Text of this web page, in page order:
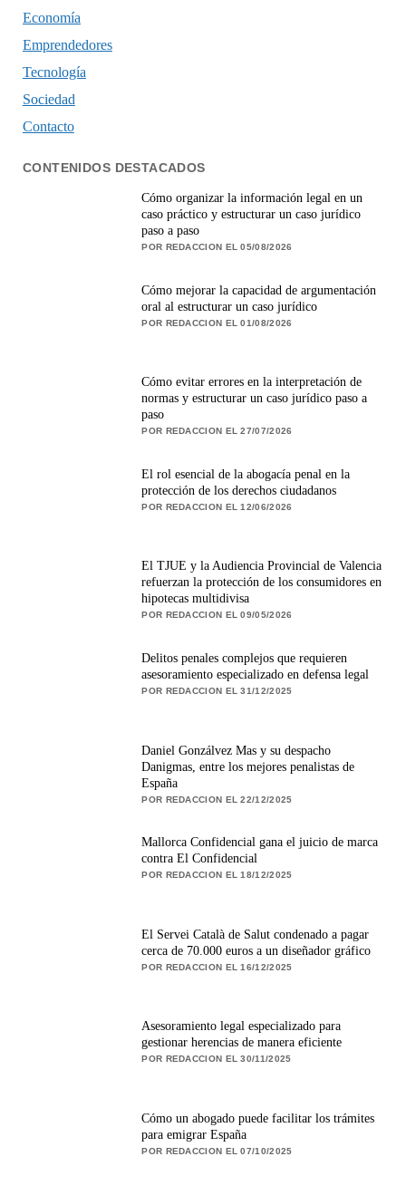
Economía
Emprendedores
Tecnología
Sociedad
Contacto
CONTENIDOS DESTACADOS
Cómo organizar la información legal en un
caso práctico y estructurar un caso jurídico
paso a paso
POR REDACCION EL 05/08/2026
Cómo mejorar la capacidad de argumentación
oral al estructurar un caso jurídico
POR REDACCION EL 01/08/2026
Cómo evitar errores en la interpretación de
normas y estructurar un caso jurídico paso a
paso
POR REDACCION EL 27/07/2026
El rol esencial de la abogacía penal en la
protección de los derechos ciudadanos
POR REDACCION EL 12/06/2026
El TJUE y la Audiencia Provincial de Valencia
refuerzan la protección de los consumidores en
hipotecas multidivisa
POR REDACCION EL 09/05/2026
Delitos penales complejos que requieren
asesoramiento especializado en defensa legal
POR REDACCION EL 31/12/2025
Daniel Gonzálvez Mas y su despacho
Danigmas, entre los mejores penalistas de
España
POR REDACCION EL 22/12/2025
Mallorca Confidencial gana el juicio de marca
contra El Confidencial
POR REDACCION EL 18/12/2025
El Servei Català de Salut condenado a pagar
cerca de 70.000 euros a un diseñador gráfico
POR REDACCION EL 16/12/2025
Asesoramiento legal especializado para
gestionar herencias de manera eficiente
POR REDACCION EL 30/11/2025
Cómo un abogado puede facilitar los trámites
para emigrar España
POR REDACCION EL 07/10/2025